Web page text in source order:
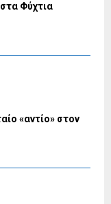
Φύχτια
«αντίο» στον